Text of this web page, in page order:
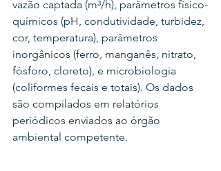
vazão captada (m³/h), parâmetros físico-
químicos (pH, condutividade, turbidez,
cor, temperatura), parâmetros
inorgânicos (ferro, manganês, nitrato,
fósforo, cloreto), e microbiologia
(coliformes fecais e totais). Os dados
são compilados em relatórios
periódicos enviados ao órgão
ambiental competente.